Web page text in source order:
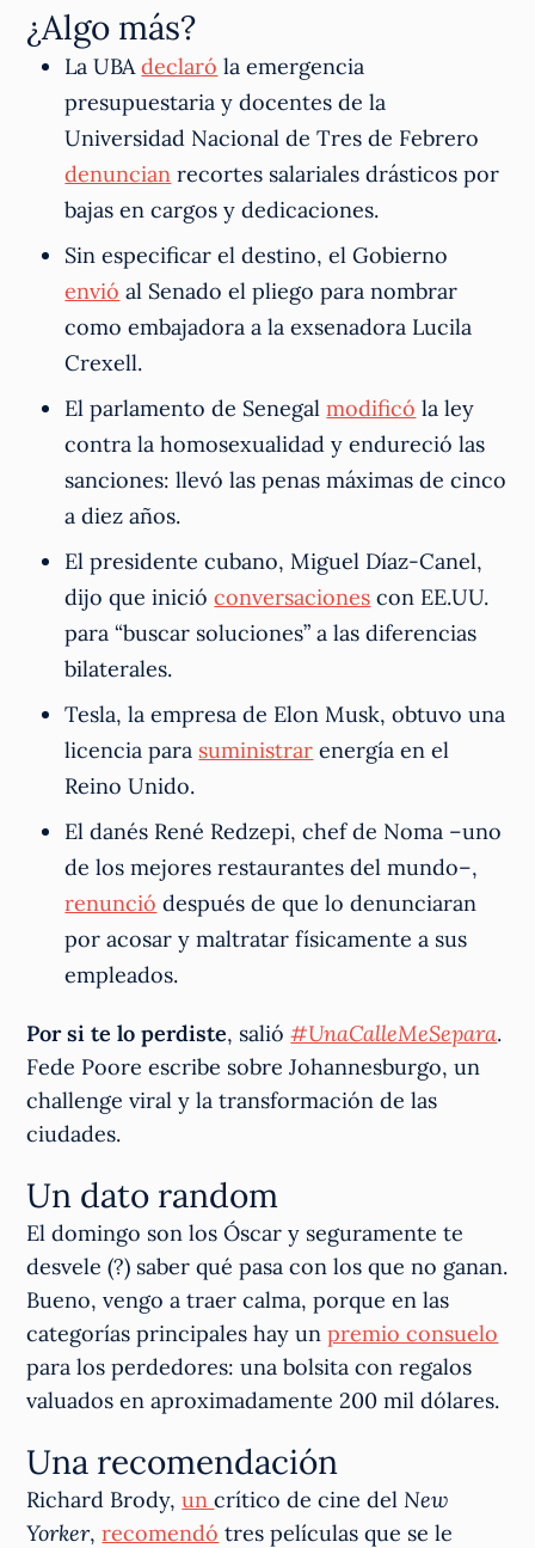
¿Algo más?
La UBAdeclaró la emergencia
presupuestaria y docentes de la
Universidad Nacional de Tres de Febrero
denuncian recortes salariales drásticos por
bajas en cargos y dedicaciones.
Sin especificar el destino, el Gobierno
envió al Senado el pliego para nombrar
como embajadora a la exsenadora Lucila
Crexell.
El parlamento de Senegalmodificó la ley
contra la homosexualidad y endureció las
sanciones: llevó las penas máximas de cinco
a diez años.
El presidente cubano, Miguel Díaz-Canel,
dijo que inicióconversaciones con EE.UU.
para “buscar soluciones” a las diferencias
bilaterales.
Tesla, la empresa de Elon Musk, obtuvo una
licencia para suministrar energía en el
Reino Unido.
El danés René Redzepi, chef de Noma –uno
de los mejores restaurantes del mundo–,
renunció después de que lo denunciaran
por acosar y maltratar físicamente a sus
empleados.
Por si te lo perdiste, salió#UnaCalleMeSepara.
Fede Poore escribe sobre Johannesburgo, un
challenge viral y la transformación de las
ciudades.
Un dato random
El domingo son los Óscar y seguramente te
desvele (?) saber qué pasa con los que no ganan.
Bueno, vengo a traer calma, porque en las
categorías principales hay unpremio consuelo
para los perdedores: una bolsita con regalos
valuados en aproximadamente 200 mil dólares.
Una recomendación
Richard Brody,uncrítico de cine delNew
Yorker,recomendó tres películas que se le